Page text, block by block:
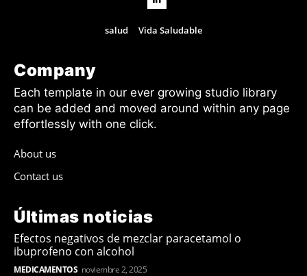
salud Vida Saludable
Company
Each template in our ever growing studio library
can be added and moved around within any page
effortlessly with one click.
About us
Contact us
Últimas noticias
Efectos negativos de mezclar paracetamol o
ibuprofeno con alcohol
MEDICAMENTOS noviembre 2, 2025